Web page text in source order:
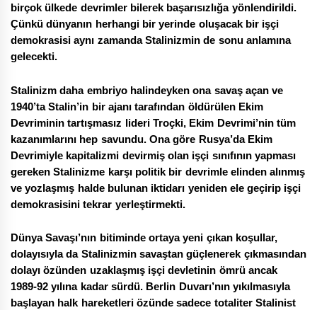
birçok ülkede devrimler bilerek başarısızlığa yönlendirildi.
Çünkü dünyanın herhangi bir yerinde oluşacak bir işçi
demokrasisi aynı zamanda Stalinizmin de sonu anlamına
gelecekti.
Stalinizm daha embriyo halindeyken ona savaş açan ve
1940’ta Stalin’in bir ajanı tarafından öldürülen Ekim
Devriminin tartışmasız lideri Troçki, Ekim Devrimi’nin tüm
kazanımlarını hep savundu. Ona göre Rusya’da Ekim
Devrimiyle kapitalizmi devirmiş olan işçi sınıfının yapması
gereken Stalinizme karşı politik bir devrimle elinden alınmış
ve yozlaşmış halde bulunan iktidarı yeniden ele geçirip işçi
demokrasisini tekrar yerleştirmekti.
Dünya Savaşı’nın bitiminde ortaya yeni çıkan koşullar,
dolayısıyla da Stalinizmin savaştan güçlenerek çıkmasından
dolayı özünden uzaklaşmış işçi devletinin ömrü ancak
1989-92 yılına kadar sürdü. Berlin Duvarı’nın yıkılmasıyla
başlayan halk hareketleri özünde sadece totaliter Stalinist